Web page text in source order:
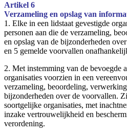
Artikel 6
Verzameling en opslag van
1. Elke in een lidstaat gevestigde
personen aan die de verzameling,
en opslag van de bijzonderheden
en 5 gemelde voorvallen
2. Met instemming van de bevoegde
organisaties voorzien in een
verzameling, beoordeling,
bijzonderheden over de voorvallen.
soortgelijke organisaties, met
inzake vertrouwelijkheid en
verordening.